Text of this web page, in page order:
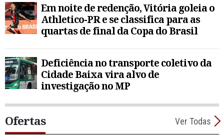
Em noite de redenção, Vitória goleia o
Athletico-PR e se classifica para as
quartas de final da Copa do Brasil
Deficiência no transporte coletivo da
Cidade Baixa vira alvo de
investigação no MP
Ofertas Ver Todas